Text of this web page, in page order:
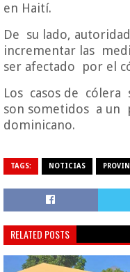
en Haití.
De su lado,
incrementar las
ser afectado
por el
Los casos de cólera
son sometidos a un
dominicano.
TAGS: NOTICIAS
RELATED POSTS